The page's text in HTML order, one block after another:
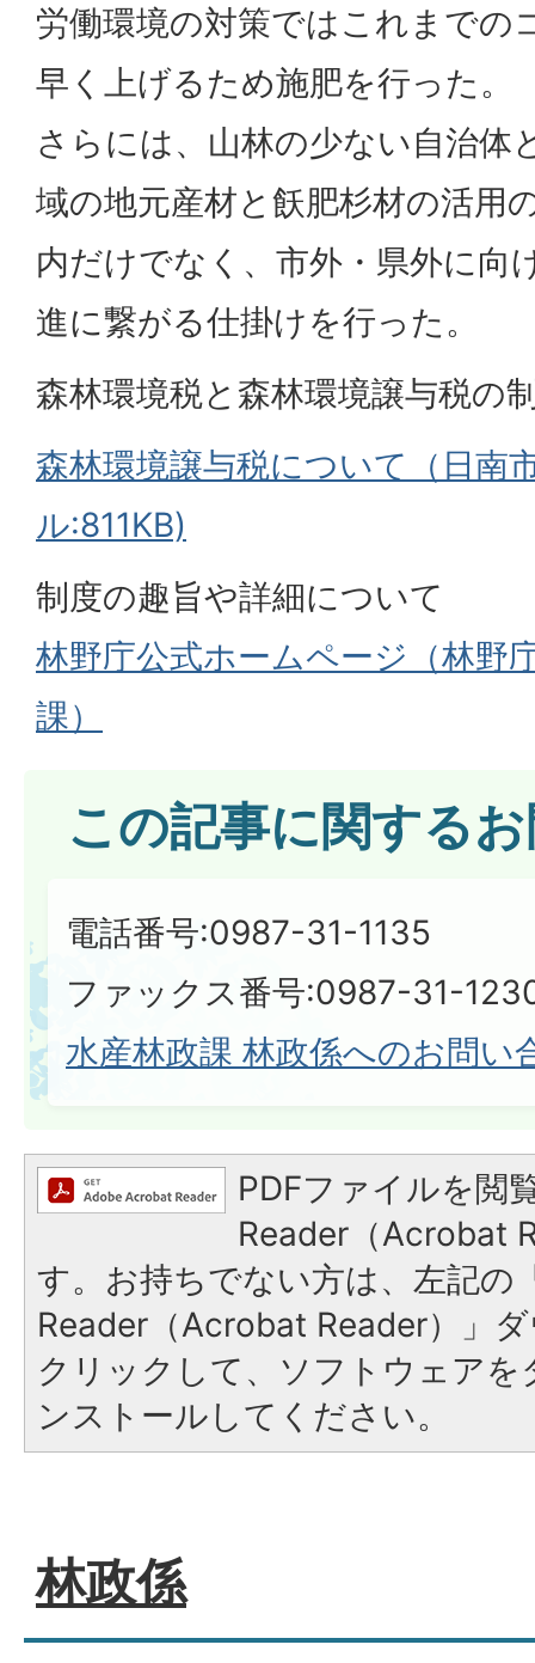
労働環境の対策ではこれまでの
早く上げるため施肥を行った。
さらには、山林の少ない自治体
域の地元産材と飫肥杉材の活用
内だけでなく、市外・県外に向
進に繋がる仕掛けを行った。
森林環境税と森林環境譲与税の
森林環境譲与税について（日南
ル:811KB)
制度の趣旨や詳細について
林野庁公式ホームページ（林野
課）
この記事に関する
電話番号:0987-31-1135
ファックス番号:0987-31-
水産林政課 林政係へのお問い
PDFファイルを閲
Reader（Acrobat
す。お持ちでない方は、左記の
Reader（Acrobat Reader）」
クリックして、ソフトウェア
ンストールしてください。
林政係